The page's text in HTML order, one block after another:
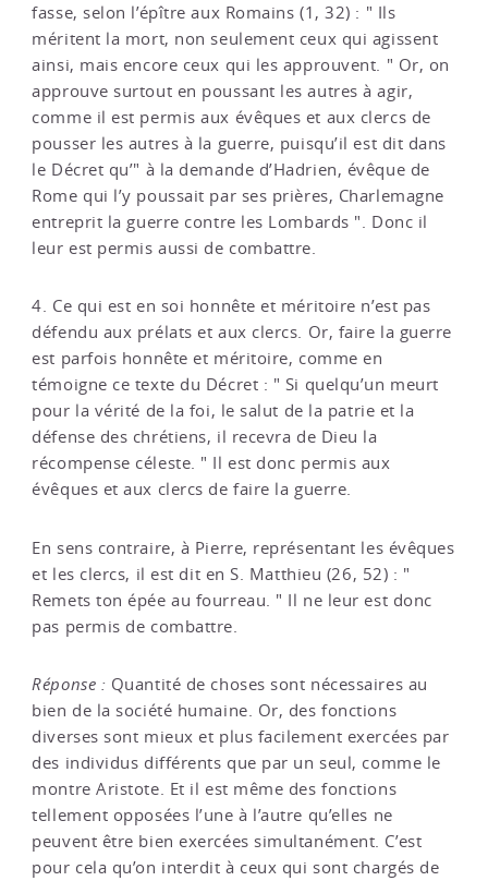
fasse, selon l’épître aux Romains (1, 32) : " Ils
méritent la mort, non seulement ceux qui agissent
ainsi, mais encore ceux qui les approuvent. " Or, on
approuve surtout en poussant les autres à agir,
comme il est permis aux évêques et aux clercs de
pousser les autres à la guerre, puisqu’il est dit dans
le Décret qu’" à la demande d’Hadrien, évêque de
Rome qui l’y poussait par ses prières, Charlemagne
entreprit la guerre contre les Lombards ". Donc il
leur est permis aussi de combattre.
4. Ce qui est en soi honnête et méritoire n’est pas
défendu aux prélats et aux clercs. Or, faire la guerre
est parfois honnête et méritoire, comme en
témoigne ce texte du Décret : " Si quelqu’un meurt
pour la vérité de la foi, le salut de la patrie et la
défense des chrétiens, il recevra de Dieu la
récompense céleste. " Il est donc permis aux
évêques et aux clercs de faire la guerre.
En sens contraire, à Pierre, représentant les évêques
et les clercs, il est dit en S. Matthieu (26, 52) : "
Remets ton épée au fourreau. " Il ne leur est donc
pas permis de combattre.
Réponse : Quantité de choses sont nécessaires au
bien de la société humaine. Or, des fonctions
diverses sont mieux et plus facilement exercées par
des individus différents que par un seul, comme le
montre Aristote. Et il est même des fonctions
tellement opposées l’une à l’autre qu’elles ne
peuvent être bien exercées simultanément. C’est
pour cela qu’on interdit à ceux qui sont chargés de